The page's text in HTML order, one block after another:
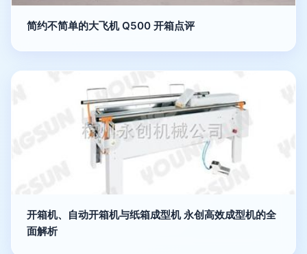
简约不简单的大飞机 Q500 开箱点评
开箱机、自动开箱机与纸箱成型机 永创高效成型机的全
面解析